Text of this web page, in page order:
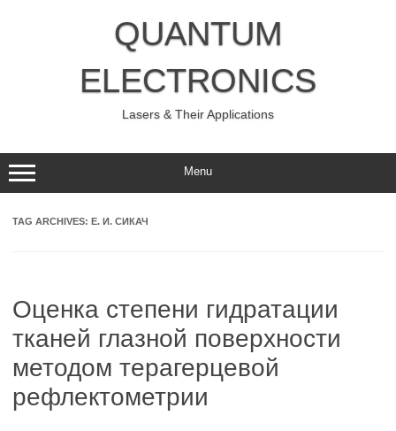
QUANTUM
ELECTRONICS
Lasers & Their Applications
Menu
TAG ARCHIVES: Е. И. СИКАЧ
Оценка степени гидратации
тканей глазной поверхности
методом терагерцевой
рефлектометрии